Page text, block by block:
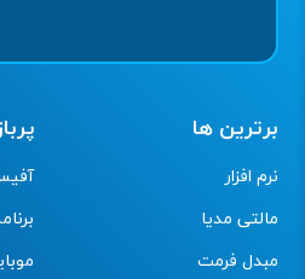
برترین ها
نرم افزار
مالتی مدیا
مبدل فرمت